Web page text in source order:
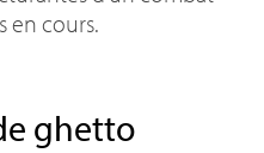
en cours.
ghetto